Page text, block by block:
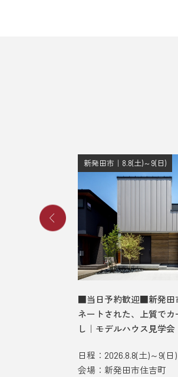
新発田市｜8.8(土)～9(日)
■当日予約歓迎■新発田
ネートされた、上質で
し｜モデルハウス見学会
日程：2026.8.8(土)～9(日
会場：新発田市住吉町